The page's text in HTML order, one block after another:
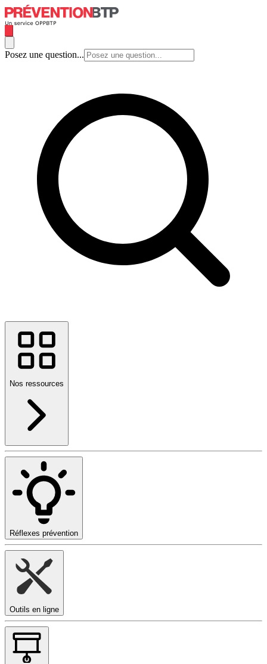
Posez une question...
Nos ressources
Réflexes prévention
Outils en ligne